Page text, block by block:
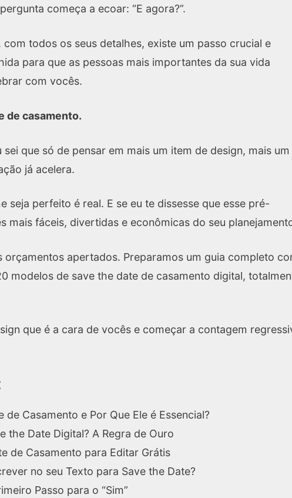
começa a ecoar: “E agora?”.
todos os seus detalhes, existe um passo crucial e
para que as pessoas mais importantes da sua vida
com vocês.
de casamento.
que só de pensar em mais um item de design, mais um
já acelera.
seja perfeito é real. E se eu te dissesse que esse pré-
mais fáceis, divertidas e econômicas do seu
orçamentos apertados. Preparamos um guia completo
modelos de save the date de casamento digital,
que é a cara de vocês e começar a contagem
de Casamento e Por Que Ele é Essencial?
the Date Digital? A Regra de Ouro
de Casamento para Editar Grátis
no seu Texto para Save the Date?
Passo para o “Sim”